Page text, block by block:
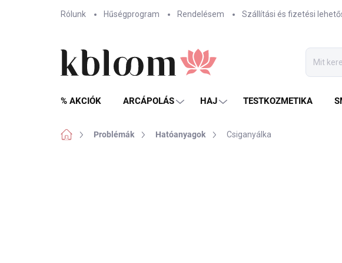
Rólunk Hűségprogram Rendelésem Szállítási és fizetési
% AKCIÓK ARCÁPOLÁS HAJ TESTKOZMETIKA
KezdőlapProblémák Hatóanyagok Csiganyálka